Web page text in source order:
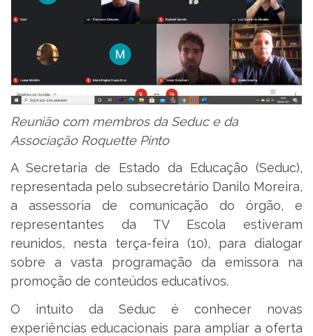
Reunião com membros da Seduc e da
Associação Roquette Pinto
A Secretaria de Estado da Educação (Seduc),
representada pelo subsecretário Danilo Moreira,
a assessoria de comunicação do órgão, e
representantes da TV Escola estiveram
reunidos, nesta terça-feira (10), para dialogar
sobre a vasta programação da emissora na
promoção de conteúdos educativos.
O intuito da Seduc é conhecer novas
experiências educacionais para ampliar a oferta